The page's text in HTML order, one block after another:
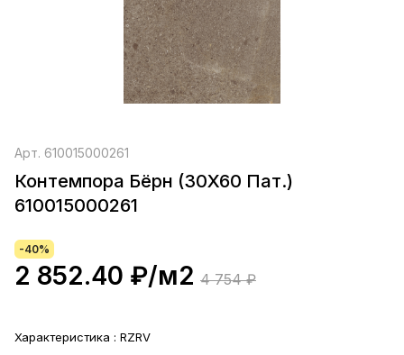
Арт. 610015000261
Контемпора Бёрн (30X60 Пат.)
610015000261
-40%
2 852.40 ₽/м2 4 754 ₽
Характеристика : RZRV